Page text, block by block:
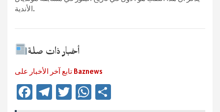
الأندية.
أخبار ذات صلة
تابع آخر الأخبار على Baznews
Fa Te T W